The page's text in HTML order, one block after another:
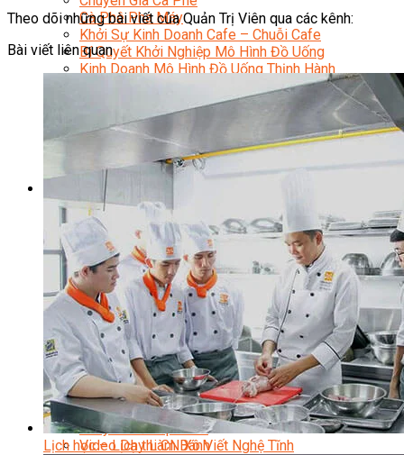
Cà Phê Pha Máy
Khởi Sự Kinh Doanh Cafe – Chuỗi Cafe
Bí Quyết Khởi Nghiệp Mô Hình Đồ Uống
Kinh Doanh Mô Hình Đồ Uống Thịnh Hành
Kinh Doanh Chuỗi Và Nhượng Quyền
Tiếng Anh Chuyên Ngành Pha Chế
Học Làm Kem
Học Pha Chế Trà Sữa
Chuyên Đề Pha Chế
Video Dạy Pha Chế
Làm Bánh
Nghiệp Vụ Bếp Trưởng Bếp Bánh
Nghiệp Vụ Bếp Bánh Quốc Tế
Nghiệp Vụ Quản Lý Bếp Bánh
Nghiệp Vụ Bánh Kem
Bánh Việt
Bánh Nhật
Bánh Mì Nâng Cao
Bánh Đài Loan
Bánh Ngắn Hạn
Bánh Kinh Doanh
Handmade Mini Cake
Master Class
Bí Quyết Kinh Doanh Và Vận Hành Mô Hình Bánh
Chuyên Đề Bếp Bánh
Video Dạy Làm Bánh
Theo dõi những bài viết của Quản Trị Viên qua các kênh:
Bài viết liên quan
Lịch học – Lịch thi CN Xô Viết Nghệ Tĩnh